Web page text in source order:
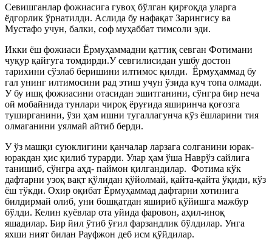
Севишганлар фожиасига гувоҳ бўлган қирғоқда уларга
ёдгорлик ўрнатилди. Аслида бу нафақат Зарингису ва
Мустафо учун, балки, соф муҳаббат тимсоли эди.
Икки ёш фожиаси Ёрмуҳаммадни қаттиқ севган Фотимани
чуқур қайғуга томдирди.У севгилисидан ушбу достон
тарихини сўзлаб беришини илтимос қилди. Ёрмуҳаммад бу
гал унинг илтимосини рад этиш учун ўзида куч топа олмади.
У бу ишқ фожиасини отасидан эшитганини, сўнгра бир неча
ой мобайнида тунлари чироқ ёруғида яширинча қоғозга
туширганини, ўзи ҳам ишни тугаллагунча кўз ёшларини тия
олмаганини уялмай айтиб берди.
У ўз машқи суюклигини қанчалар ларзага солганини юрак-
юракдан ҳис қилиб турарди. Улар ҳам ўша Наврўз сайлига
танишиб, сўнгра аҳд- паймон қилгандилар. Фотима кўк
дафтарни узоқ вақт қўлидан қўйолмай, қайта-қайта ўқиди, кўз
ёш тўкди. Охир оқибат Ёрмуҳаммад дафтарни хотинига
билдирмай олиб, уни бошқатдан яшириб қўйишга мажбур
бўлди. Келин куёвлар ота уйида фаровон, аҳил-иноқ
яшадилар. Бир йил ўтиб ўғил фарзандлик бўлдилар. Унга
яхши ният билан Рауфжон деб исм қўйдилар.